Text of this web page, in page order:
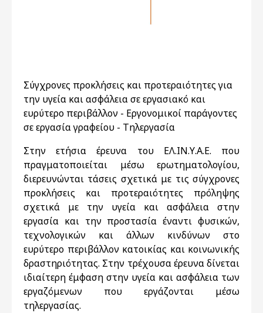
Σύγχρονες προκλήσεις και προτεραιότητες για
την υγεία και ασφάλεια σε εργασιακό και
ευρύτερο περιβάλλον - Εργονομικοί παράγοντες
σε εργασία γραφείου - Τηλεργασία
Στην ετήσια έρευνα του ΕΛ.ΙΝ.Υ.Α.Ε. που
πραγματοποιείται μέσω ερωτηματολογίου,
διερευνώνται τάσεις σχετικά με τις σύγχρονες
προκλήσεις και προτεραιότητες πρόληψης
σχετικά με την υγεία και ασφάλεια στην
εργασία και την προστασία έναντι φυσικών,
τεχνολογικών και άλλων κινδύνων στο
ευρύτερο περιβάλλον κατοικίας και κοινωνικής
δραστηριότητας. Στην τρέχουσα έρευνα δίνεται
ιδιαίτερη έμφαση στην υγεία και ασφάλεια των
εργαζόμενων που εργάζονται μέσω
τηλεργασίας.